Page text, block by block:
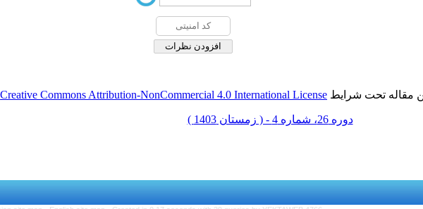
مقاله تحت شرایط Creative Commons Attribution-NonCommercial 4.0 International License
دوره 26، شماره 4 - ( زمستان 1403 )